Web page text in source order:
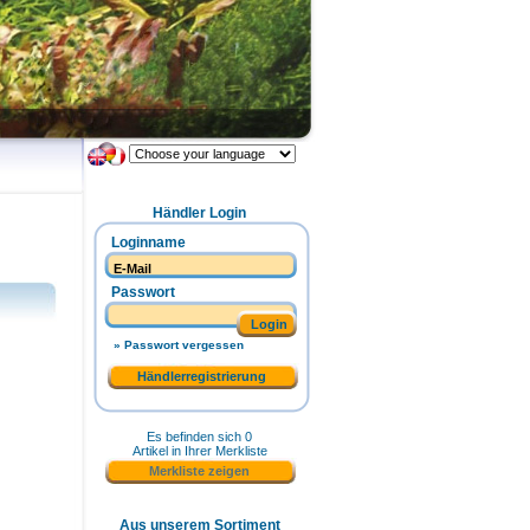
Händler Login
Loginname
Passwort
Login
» Passwort vergessen
Händlerregistrierung
Es befinden sich 0
Artikel in Ihrer Merkliste
Merkliste zeigen
Aus unserem Sortiment